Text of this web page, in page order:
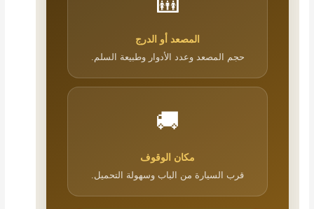
المصعد أو الدرج
حجم المصعد وعدد الأدوار وطبيعة السلم.
🚚
مكان الوقوف
قرب السيارة من الباب وسهولة التحميل.